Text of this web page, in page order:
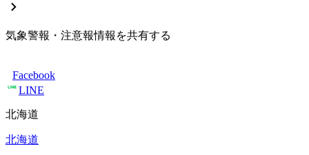
気象警報・注意報情報を共有する
Facebook
LINE
北海道
北海道